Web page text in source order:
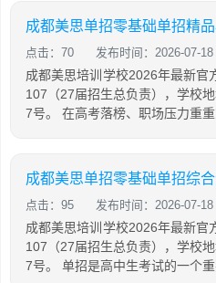
成都美思单招零基础单招精
点击：70 发布时间：2026-07-18
成都美思培训学校2026年最新官
107（27届招生总负责），学校
7号。 在高考落榜、职场压力重
成都美思单招零基础单招综合
点击：95 发布时间：2026-07-18
成都美思培训学校2026年最新官
107（27届招生总负责），学校
7号。 单招是高中生考试的一个